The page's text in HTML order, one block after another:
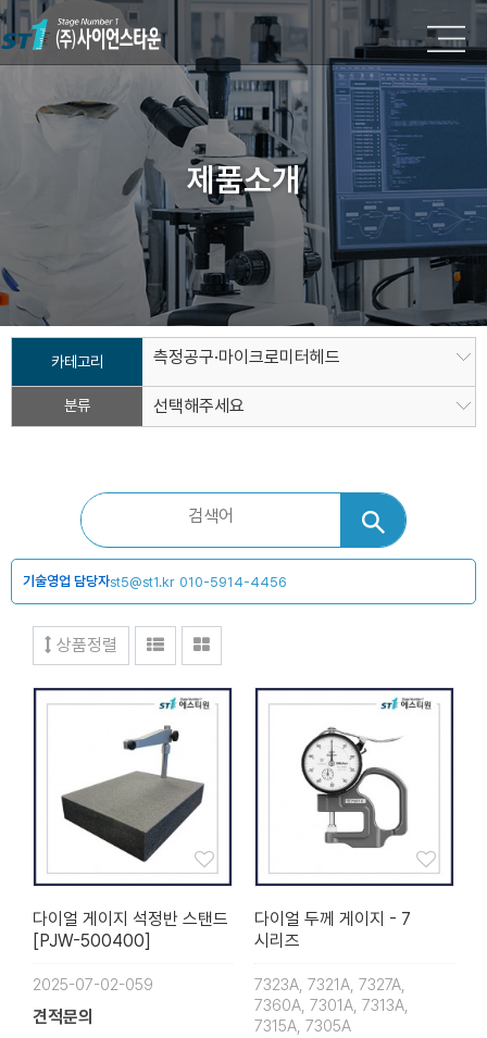
제품소개
카테고리 측정공구·마이크로미터헤드
분류 선택해주세요
기술영업 담당자st5@st1.kr 010-5914-4456
상품정렬
다이얼 게이지 석정반 스탠드
[PJW-500400]
2025-07-02-059
견적문의
다이얼 두께 게이지 - 7
시리즈
7323A, 7321A, 7327A,
7360A, 7301A, 7313A,
7315A, 7305A